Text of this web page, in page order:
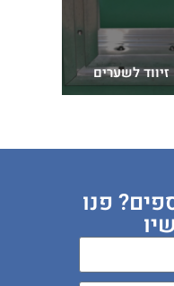
זיווד לשערים
פנו